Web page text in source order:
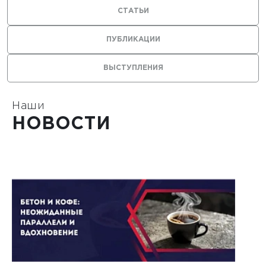
ВЫСТУПЛЕНИЯ
ПУБЛИКАЦИИ
СТАТЬИ
Наши
НОВОСТИ